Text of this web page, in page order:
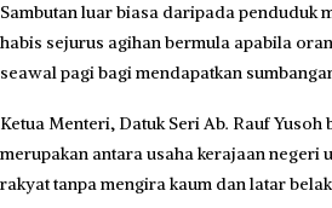
Sambutan luar biasa daripada penduduk
habis sejurus agihan bermula apabila
seawal pagi bagi mendapatkan
Ketua Menteri, Datuk Seri Ab. Rauf
merupakan antara usaha kerajaan negeri
rakyat tanpa mengira kaum dan latar